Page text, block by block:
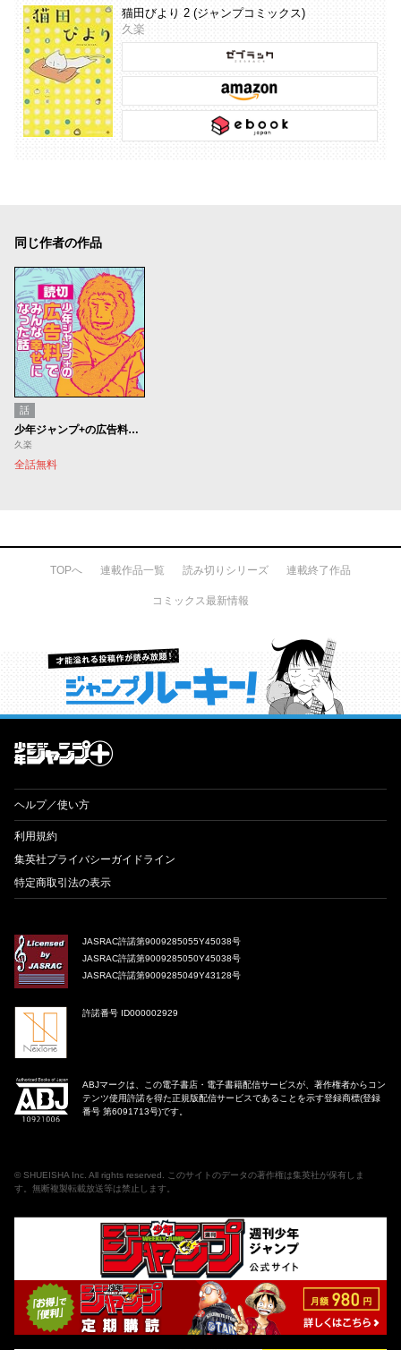
猫田びより 2 (ジャンプコミックス)
久楽
同じ作者の作品
話
少年ジャンプ+の広告料でみんな幸せになった話
久楽
全話無料
TOPへ 連載作品一覧 読み切りシリーズ 連載終了作品
コミックス最新情報
才能溢れる投稿作が読み放題！ ジャンプルーキー！
ヘルプ／使い方
利用規約
集英社プライバシーガイドライン
特定商取引法の表示
JASRAC許諾第9009285055Y45038号
JASRAC許諾第9009285050Y45038号
JASRAC許諾第9009285049Y43128号
許諾番号 ID000002929
ABJマークは、この電子書店・電子書籍配信サービスが、著作権者からコン
テンツ使用許諾を得た正規版配信サービスであることを示す登録商標(登録
番号 第6091713号)です。
© SHUEISHA Inc . All rights reserved. このサイトのデータの著作権は集英社が保有しま
す。無断複製転載放送等は禁止します。